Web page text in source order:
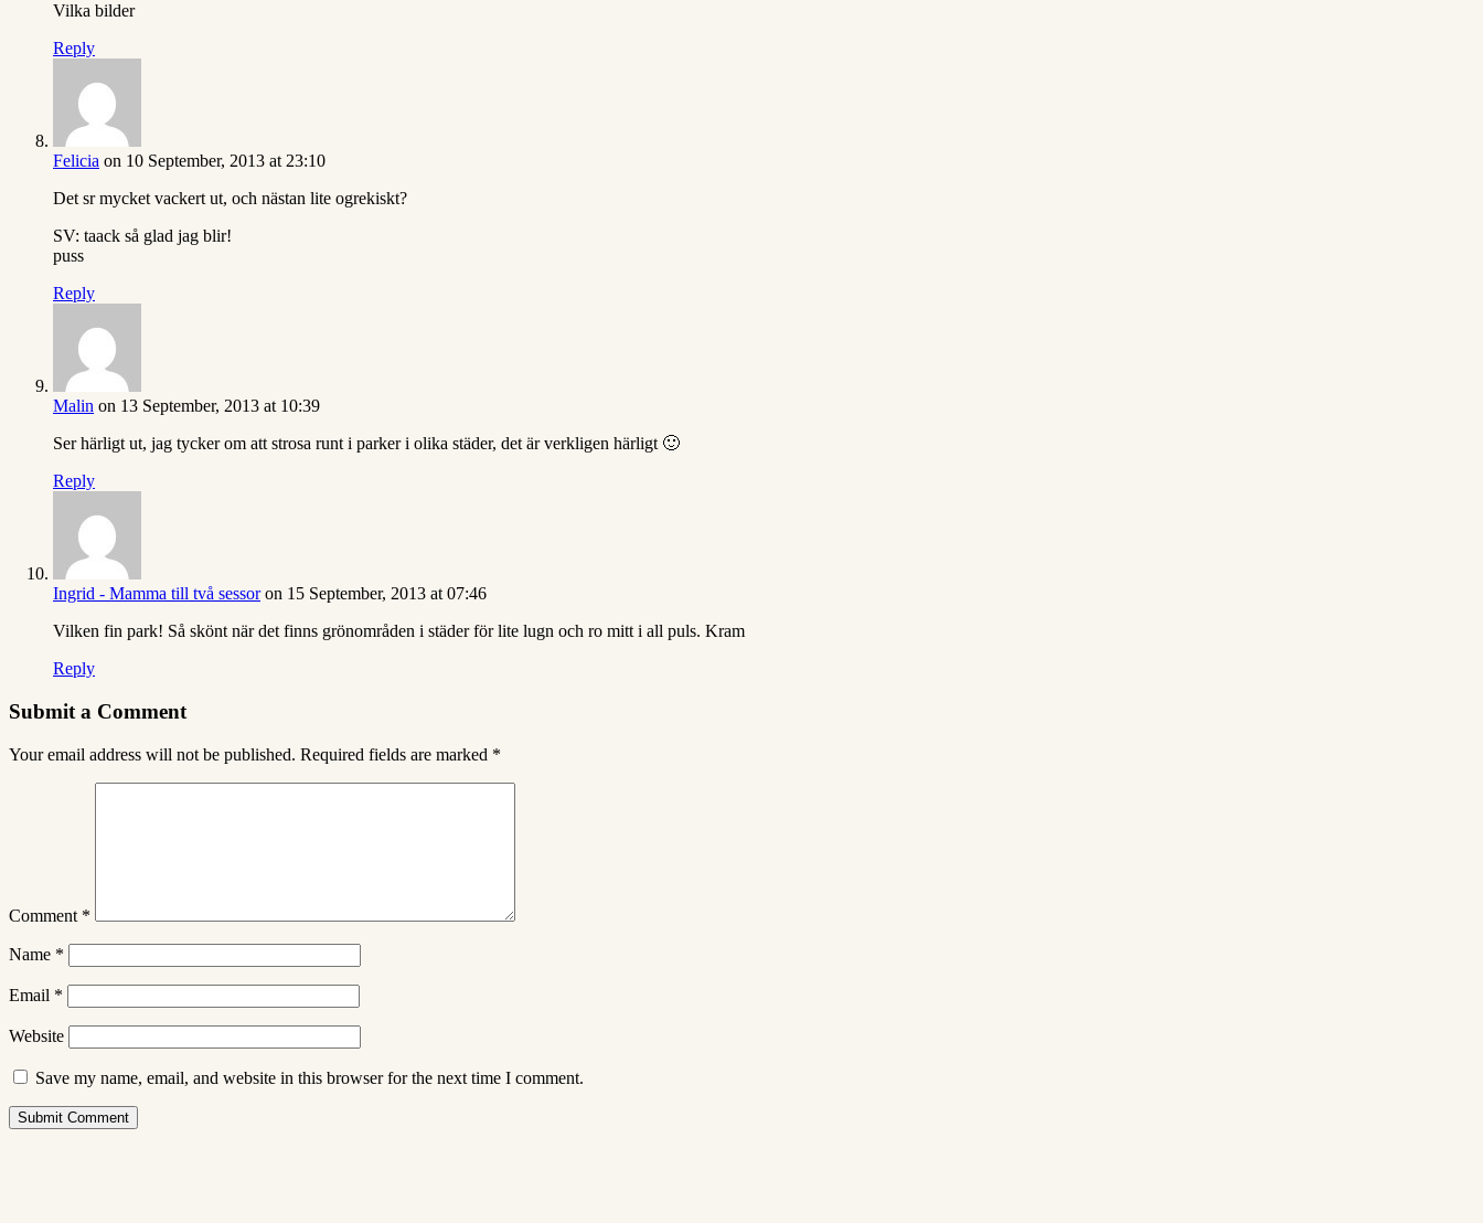
Vilka bilder
Reply
Felicia on 10 September, 2013 at 23:10
Det sr mycket vackert ut, och nästan lite ogrekiskt?
SV: taack så glad jag blir!
puss
Reply
Malin on 13 September, 2013 at 10:39
Ser härligt ut, jag tycker om att strosa runt i parker i olika städer, det är verkligen härligt 🙂
Reply
Ingrid - Mamma till två sessor on 15 September, 2013 at 07:46
Vilken fin park! Så skönt när det finns grönområden i städer för lite lugn och ro mitt i all puls. Kram
Reply
Submit a Comment
Your email address will not be published. Required fields are marked *
Comment *
Name *
Email *
Website
Save my name, email, and website in this browser for the next time I comment.
Submit Comment